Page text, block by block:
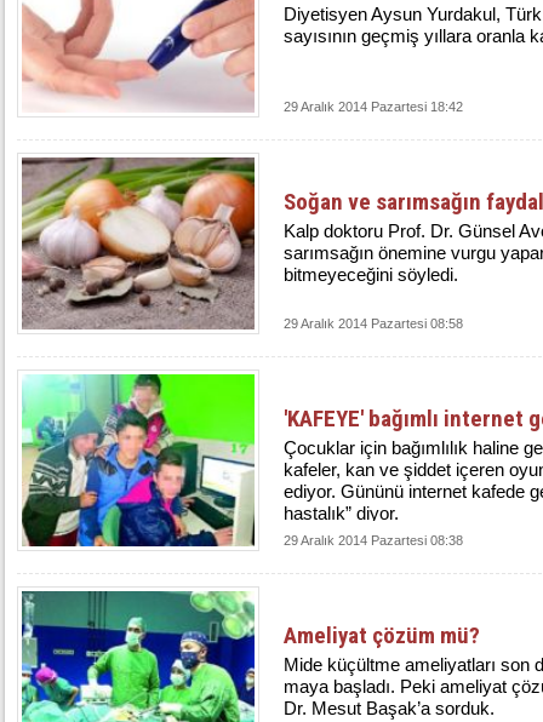
Diyetisyen Aysun Yurdakul,
sayısının geçmiş yıllara oranla
29 Aralık 2014 Pazartesi 18:42
Soğan ve sarımsağın
Kalp doktoru Prof. Dr. Günsel
sarımsağın önemine vurgu
bitmeyeceğini söyledi.
29 Aralık 2014 Pazartesi 08:58
'KAFEYE' bağımlı internet
Çocuklar için bağımlılık haline
kafeler, kan ve şiddet içeren
ediyor. Gününü internet kafede
hastalık” diyor.
29 Aralık 2014 Pazartesi 08:38
Ameliyat çözüm mü?
Mi­de kü­çült­me ame­li­yat­la­rı son
ma­ya baş­la­dı. Peki ameliyat
Dr. Mesut Başak’a sorduk.